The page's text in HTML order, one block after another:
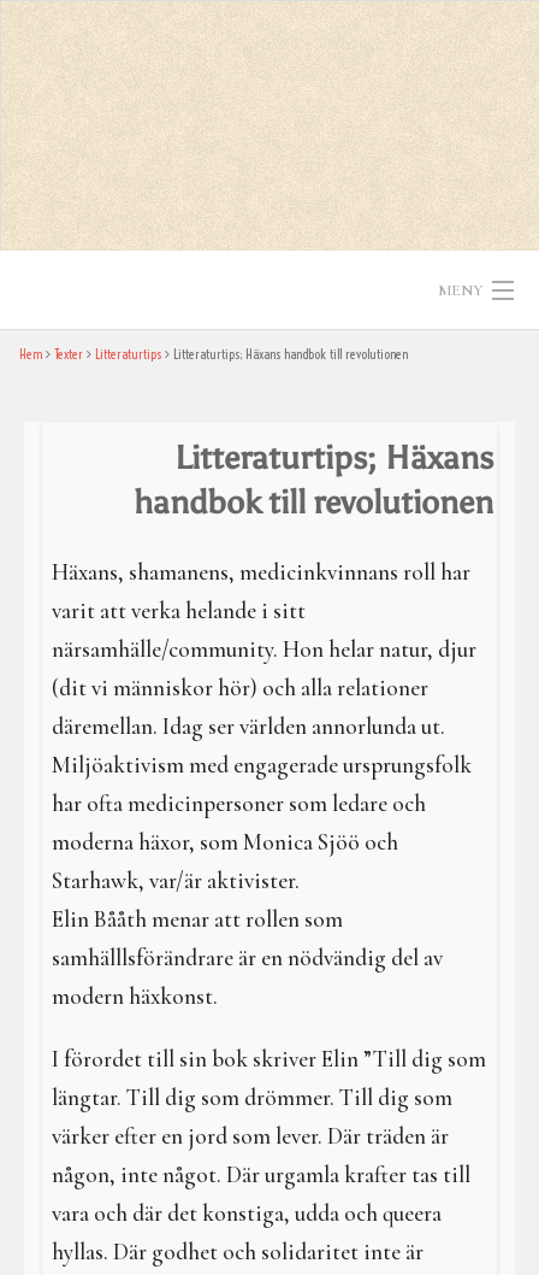
MENY
Hem
Galdrar
Resa i verkligheterna
Hem Texter Litteraturtips Litteraturtips; Häxans handbok till revolutionen
Litteraturtips; Häxans
handbok till revolutionen
Häxans, shamanens, medicinkvinnans roll har
varit att verka helande i sitt
närsamhälle/community. Hon helar natur, djur
(dit vi människor hör) och alla relationer
däremellan. Idag ser världen annorlunda ut.
Miljöaktivism med engagerade ursprungsfolk
har ofta medicinpersoner som ledare och
moderna häxor, som Monica Sjöö och
Starhawk, var/är aktivister.
Elin Bååth menar att rollen som
samhälllsförändrare är en nödvändig del av
modern häxkonst.
I förordet till sin bok skriver Elin ”Till dig som
längtar. Till dig som drömmer. Till dig som
värker efter en jord som lever. Där träden är
någon, inte något. Där urgamla krafter tas till
vara och där det konstiga, udda och queera
hyllas. Där godhet och solidaritet inte är